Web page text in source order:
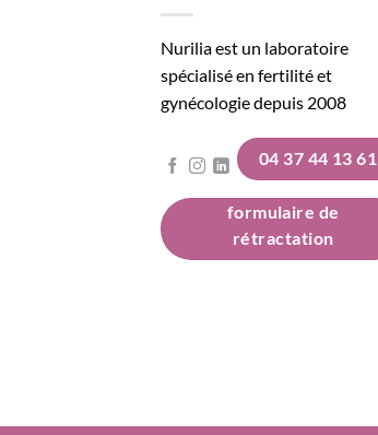
Nurilia est un laboratoire
spécialisé en fertilité et
gynécologie depuis 2008
04 37 44 13 61
formulaire de
rétractation